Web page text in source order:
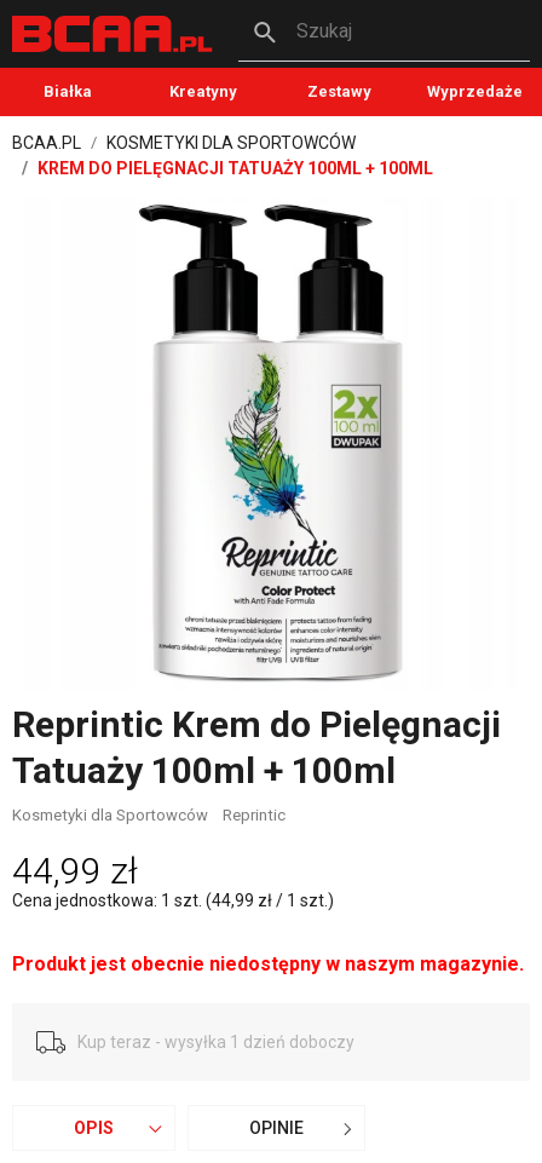
Szukaj
Białka Kreatyny Zestawy Wyprzedaże
BCAA.PL
KOSMETYKI DLA SPORTOWCÓW
KREM DO PIELĘGNACJI TATUAŻY 100ML + 100ML
Reprintic Krem do Pielęgnacji
Tatuaży 100ml + 100ml
Kosmetyki dla Sportowców Reprintic
44,99 zł
Cena jednostkowa: 1 szt. (44,99 zł / 1 szt.)
Produkt jest obecnie niedostępny w naszym magazynie.
Kup teraz - wysyłka 1 dzień doboczy
OPIS OPINIE